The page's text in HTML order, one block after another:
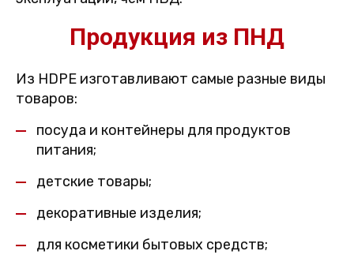
Продукция из ПНД
Из HDPE изготавливают самые разные виды
товаров:
посуда и контейнеры для продуктов
питания;
детские товары;
декоративные изделия;
для косметики бытовых средств;